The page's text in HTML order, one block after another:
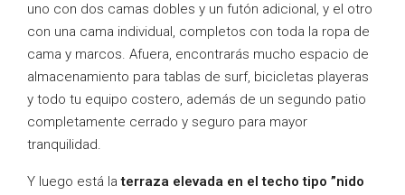
uno con dos camas dobles y un futón adicional, y el otro
con una cama individual, completos con toda la ropa de
cama y marcos. Afuera, encontrarás mucho espacio de
almacenamiento para tablas de surf, bicicletas playeras
y todo tu equipo costero, además de un segundo patio
completamente cerrado y seguro para mayor
tranquilidad.
Y luego está laterraza elevada en el techo tipo ”nido